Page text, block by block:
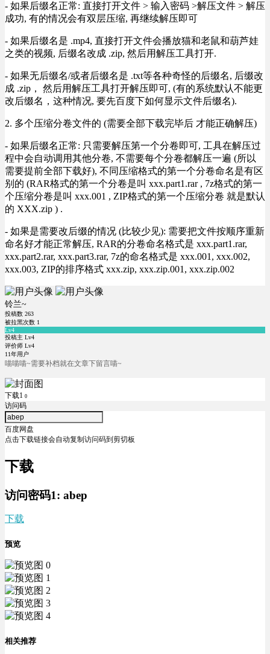
- 如果后缀名正常: 直接打开文件 > 输入密码 >解压文件 > 解压
成功, 有的情况会有双层压缩, 再继续解压即可
- 如果后缀名是 .mp4, 直接打开文件会播放猫和老鼠和葫芦娃
之类的视频, 后缀名改成 .zip, 然后用解压工具打开.
- 如果无后缀名/或者后缀名是 .txt等各种奇怪的后缀名, 后缀改
成 .zip， 然后用解压工具打开解压即可, (有的系统默认不能更
改后缀名，这种情况, 要先百度下如何显示文件后缀名).
2. 多个压缩分卷文件的 (需要全部下载完毕后 才能正确解压)
- 如果后缀名正常: 只需要解压第一个分卷即可, 工具在解压过
程中会自动调用其他分卷, 不需要每个分卷都解压一遍 (所以
需要提前全部下载好), 不同压缩格式的第一个分卷命名是有区
别的 (RAR格式的第一个分卷是叫 xxx.part1.rar , 7z格式的第一
个压缩分卷是叫 xxx.001 , ZIP格式的第一个压缩分卷 就是默认
的 XXX.zip ) .
- 如果是需要改后缀的情况 (比较少见): 需要把文件按顺序重新
命名好才能正常解压, RAR的分卷命名格式是 xxx.part1.rar,
xxx.part2.rar, xxx.part3.rar, 7z的命名格式是 xxx.001, xxx.002,
xxx.003, ZIP的排序格式 xxx.zip, xxx.zip.001, xxx.zip.002
铃兰~
投稿数 263
被拉黑次数 1
Lv4
投稿主 Lv4
评价师 Lv4
11年用户
喵喵喵~需要补档就在文章下留言喵~
下载1 0
访问码
百度网盘
点击下载链接会自动复制访问码到剪切板
下载
访问密码1: abep
下载
预览
相关推荐